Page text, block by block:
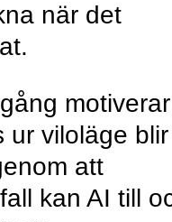
när det
motiverar
ur viloläge blir
att
kan AI till